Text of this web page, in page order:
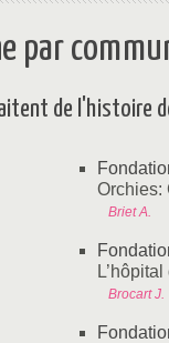
par
de l'histoire
Orchies:
Briet A.
Brocart J.